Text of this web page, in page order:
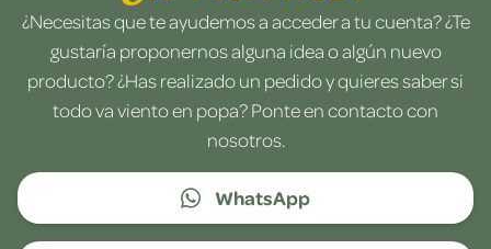
¿Necesitas que te ayudemos a acceder a tu cuenta? ¿Te
gustaría proponernos alguna idea o algún nuevo
producto? ¿Has realizado un pedido y quieres saber si
todo va viento en popa? Ponte en contacto con
nosotros.
WhatsApp